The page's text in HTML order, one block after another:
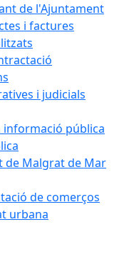
de l'Ajuntament
i factures
i judicials
informació pública
de Malgrat de Mar
de comerços
urbana